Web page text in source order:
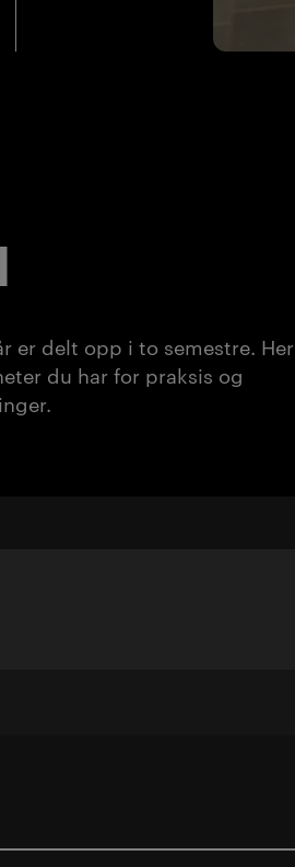
er delt opp i to semestre. Her
du har for praksis og